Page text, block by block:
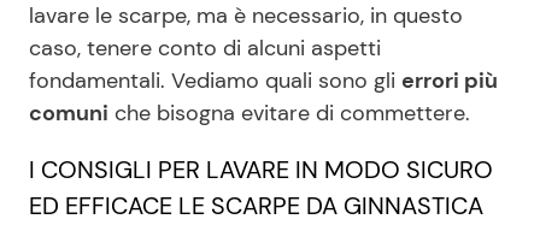
Festività Ricette per Bambini
Seguici
lavare le scarpe, ma è necessario, in questo
caso, tenere conto di alcuni aspetti
fondamentali. Vediamo quali sono gli errori più
comuni che bisogna evitare di commettere.
I CONSIGLI PER LAVARE IN MODO SICURO
ED EFFICACE LE SCARPE DA GINNASTICA